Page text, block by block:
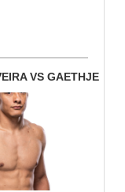
VS GAETHJE